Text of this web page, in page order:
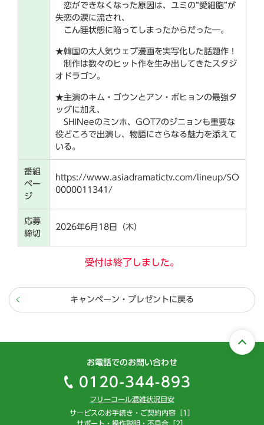
恋ができなくなった原因は、ユミの“愛細胞”が
失恋の涙に流され、
こん睡状態に陥ってしまったからだった―。
★韓国の大人気ウェブ漫画を実写化した話題作！
制作は数々のヒット作を生み出してきたスタジ
オドラゴン。
★主演のキム・ゴウンとアン・ボヒョンの最強タ
ッグに加え、
SHINeeのミンホ、GOT7のジニョンも重要な
役どころで出演し、物語にさらなる魅力を添えて
いる。
番組
ペー
ジ
https://www.asiadramatictv.com/lineup/SO
0000011341/
応募
締切
2026年6月18日（木）
受付は終了しました。
キャンペーン・プレゼントに戻る
お電話でのお問い合わせ
0120-344-893
フリーコール混雑状況目安
サービスのお手続き・ご契約内容［1］
サポート・操作説明・不具合［2］